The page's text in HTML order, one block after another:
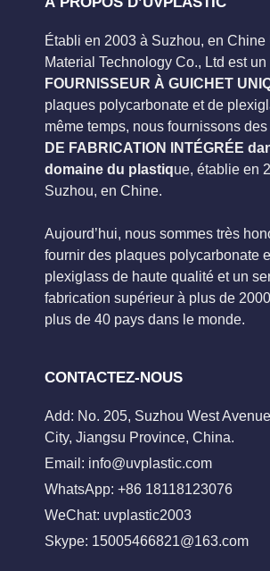
Établi en 2003 à Suzhou, en
Material Technology Co., Ltd est un
FOURNISSEUR À GUICHET
plaques polycarbonate et de
même temps, nous fournissons des
DE FABRICATION INTÉGRÉE
domaine du plastique, établie en
Suzhou, en Chine.
Aujourd’hui, nous sommes très
fournir des plaques polycarbonate
plexiglass de haute qualité et un
fabrication supérieur à plus de
plus de 40 pays dans le monde.
CONTACTEZ-NOUS
Add: No. 205, Suzhou West
City, Jiangsu Province, China.
Email: info@uvplastic.com
WhatsApp: +86 18118123076
WeChat: uvplastic2003
Skype: 15005466821@163.com